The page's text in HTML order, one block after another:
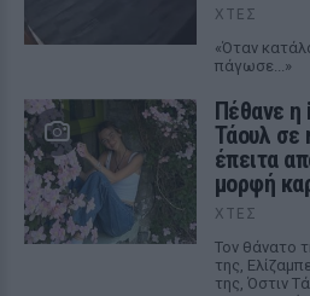
ΧΤΕΣ
«Όταν
πάγωσε...»
Πέθανε η
Τάουλ σε
έπειτα
μορφή
ΧΤΕΣ
Τον θάνατο
της,
της, Όστιν